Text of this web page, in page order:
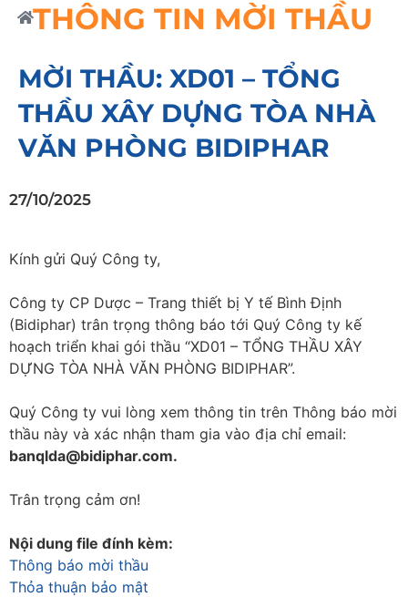
THÔNG TIN MỜI THẦU
MỜI THẦU: XD01 – TỔNG
THẦU XÂY DỰNG TÒA NHÀ
VĂN PHÒNG BIDIPHAR
27/10/2025
Kính gửi Quý Công ty,
Công ty CP Dược – Trang thiết bị Y tế Bình Định
(Bidiphar) trân trọng thông báo tới Quý Công ty kế
hoạch triển khai gói thầu “XD01 – TỔNG THẦU XÂY
DỰNG TÒA NHÀ VĂN PHÒNG BIDIPHAR”.
Quý Công ty vui lòng xem thông tin trên Thông báo mời
thầu này và xác nhận tham gia vào địa chỉ email:
banqlda@bidiphar.com.
Trân trọng cảm ơn!
Nội dung file đính kèm:
Thông báo mời thầu
Thỏa thuận bảo mật